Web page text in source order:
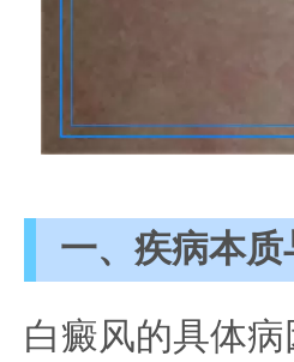
一、疾病本
白癜风的具体